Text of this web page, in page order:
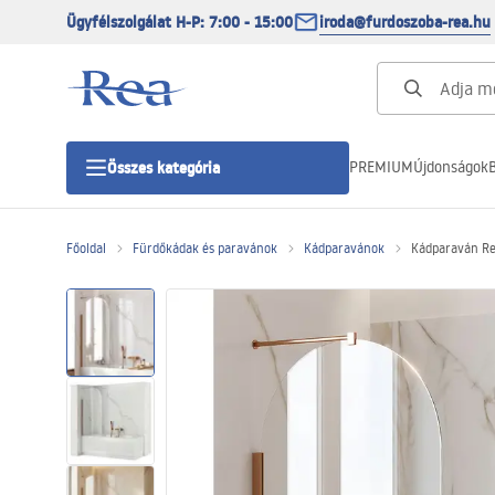
Ügyfélszolgálat H-P: 7:00 - 15:00 iroda@furdoszoba-rea.hu
Összes kategória
Zuhanylefolyók
PREMIUMÚjdonságok
Főoldal Fürdőkádak és paravánok Kádparavánok Kádparaván